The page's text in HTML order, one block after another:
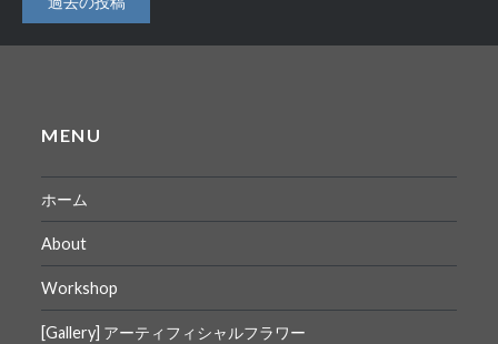
稿
ゲ
ー
シ
ョ
ン
MENU
ホーム
About
Workshop
[Gallery] アーティフィシャルフラワー